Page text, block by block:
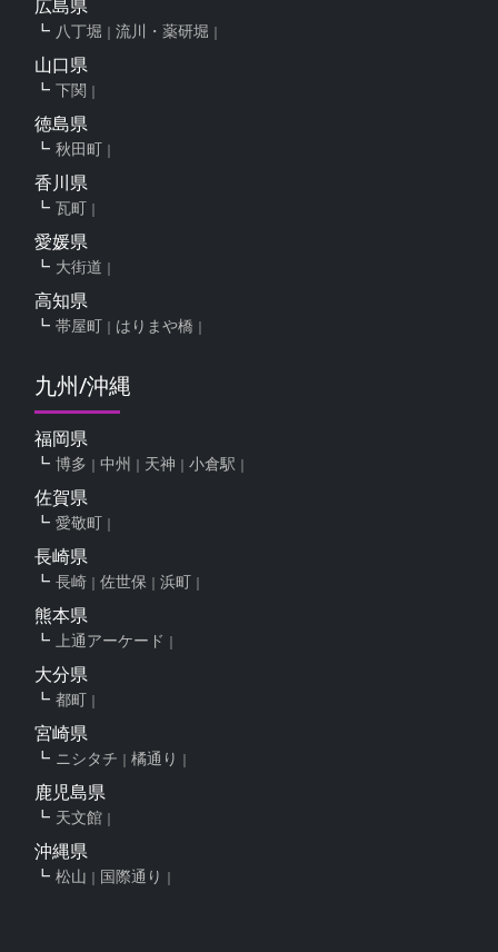
広島県
八丁堀 流川・薬研堀
山口県
下関
徳島県
秋田町
香川県
瓦町
愛媛県
大街道
高知県
帯屋町 はりまや橋
九州/沖縄
福岡県
博多 中州 天神 小倉駅
佐賀県
愛敬町
長崎県
長崎 佐世保 浜町
熊本県
上通アーケード
大分県
都町
宮崎県
ニシタチ 橘通り
鹿児島県
天文館
沖縄県
松山 国際通り